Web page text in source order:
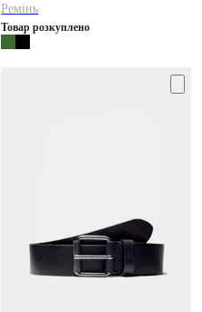
Ремінь
Товар розкуплено